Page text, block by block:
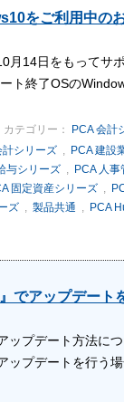
をご利用中の
月14日をもってサ
ト終了OSの
カテゴリー： PCA 会計
計シリーズ, PCA 建設
与シリーズ, PCA 人
固定資産シリーズ,
ズ, 製品共通 , PCA
でアップデート
ップデート方法に
ップデートを行う